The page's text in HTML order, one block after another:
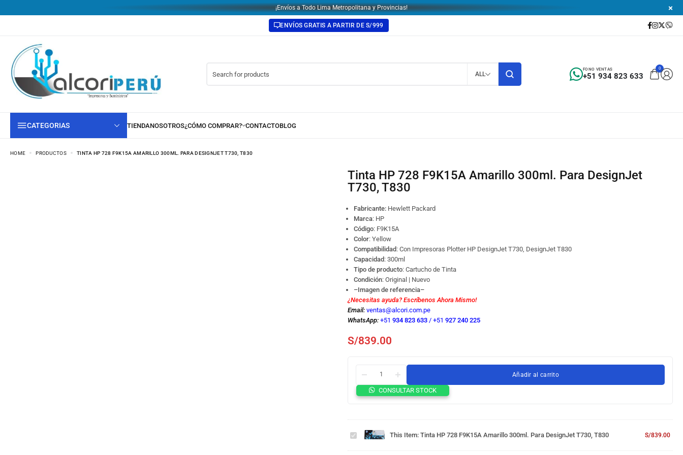
¡Envíos a Todo Lima Metropolitana y Provincias!
ENVÍOS GRATIS A PARTIR DE S/999
ALL +51 934 823 633
FONO VENTAS 0
CATEGORIAS
HOME PRODUCTOS TINTA HP 728 F9K15A AMARILLO 300ML. PARA DESIGNJET T730, T830
Tinta HP 728 F9K15A Amarillo 300ml. Para DesignJet
T730, T830
Fabricante: Hewlett Packard
Marca: HP
Código: F9K15A
Color: Yellow
Compatibilidad : Con Impresoras Plotter HP DesignJet T730, DesignJet T830
Capacidad : 300ml
Tipo de producto: Cartucho de Tinta
Condición: Original | Nuevo
–Imagen de referencia–
¿Necesitas ayuda? Escríbenos Ahora Mismo!
Email: ventas@alcori.com.pe
WhatsApp: +51 934 823 633 / +51 927 240 225
S/839.00
Añadir al carrito
CONSULTAR STOCK
Tinta HP
728
Amarillo
300ml.
Para
DesignJet
This Item: Tinta HP 728 F9K15A Amarillo 300ml. Para DesignJet T730, T830 S/839.00
Tinta HP
728
F9J67A
Cian
Tinta HP